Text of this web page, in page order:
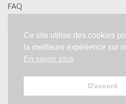
FAQ
Confidentialité
Conditions générales
Mentions légales
RGPD
Création YA-GRAPHIC -
Ce site utilise des cookies
la meilleure expérience sur
En savoir plus
D'accord